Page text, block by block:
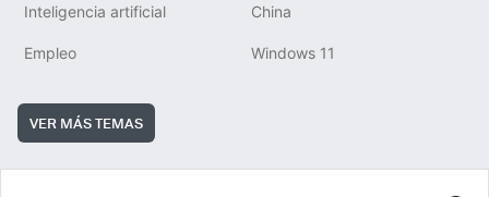
Inteligencia artificial China
Empleo Windows 11
VER MÁS TEMAS